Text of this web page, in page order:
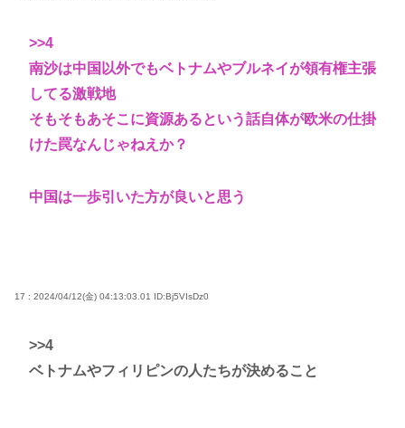
>>4
南沙は中国以外でもベトナムやブルネイが領有権主張
してる激戦地
そもそもあそこに資源あるという話自体が欧米の仕掛
けた罠なんじゃねえか？
中国は一歩引いた方が良いと思う
17 : 2024/04/12(金) 04:13:03.01 ID:Bj5VIsDz0
>>4
ベトナムやフィリピンの人たちが決めること